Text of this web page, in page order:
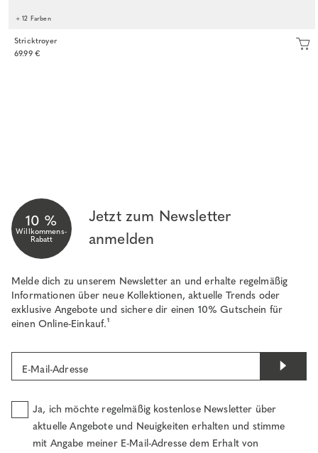
+ 12 Farben
Stricktroyer
69.99 €
10 %
Willkommens-
Rabatt
Jetzt zum Newsletter
anmelden
Melde dich zu unserem Newsletter an und erhalte regelmäßig
Informationen über neue Kollektionen, aktuelle Trends oder
exklusive Angebote und sichere dir einen 10% Gutschein für
einen Online-Einkauf.¹
E-Mail-Adresse
Ja, ich möchte regelmäßig kostenlose Newsletter über
aktuelle Angebote und Neuigkeiten erhalten und stimme
mit Angabe meiner E-Mail-Adresse dem Erhalt von